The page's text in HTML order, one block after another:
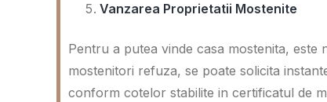
Vanzarea Proprietatii Mostenite
Pentru a putea vinde casa mostenita,
mostenitori refuza, se poate solicita
conform cotelor stabilite in certificatul de